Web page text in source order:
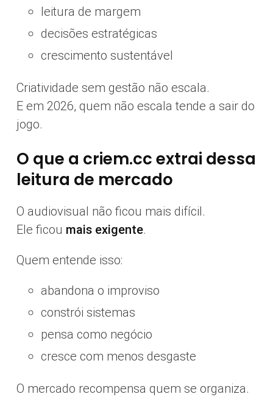
leitura de margem
decisões estratégicas
crescimento sustentável
Criatividade sem gestão não escala.
E em 2026, quem não escala tende a sair do
jogo.
O que a criem.cc extrai dessa
leitura de mercado
O audiovisual não ficou mais difícil.
Ele ficou mais exigente.
Quem entende isso:
abandona o improviso
constrói sistemas
pensa como negócio
cresce com menos desgaste
O mercado recompensa quem se organiza.